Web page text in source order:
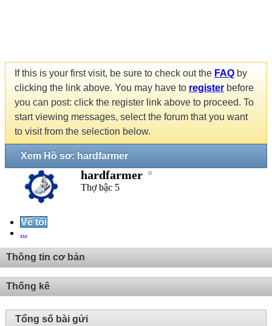
If this is your first visit, be sure to check out the FAQ by
clicking the link above. You may have to register before
you can post: click the register link above to proceed. To
start viewing messages, select the forum that you want
to visit from the selection below.
Xem Hồ sơ: hardfarmer
hardfarmer
Thợ bậc 5
Về tôi
...
Thông tin cơ bản
Thống kê
Tổng số bài gửi